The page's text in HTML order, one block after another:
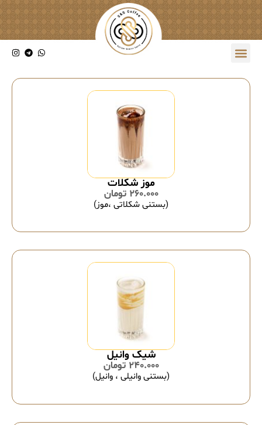
موز شکلات
260.000 تومان
(بستنی شکلاتی ،موز)
شیک وانیل
240.000 تومان
(بستنی وانیلی ، وانیل)